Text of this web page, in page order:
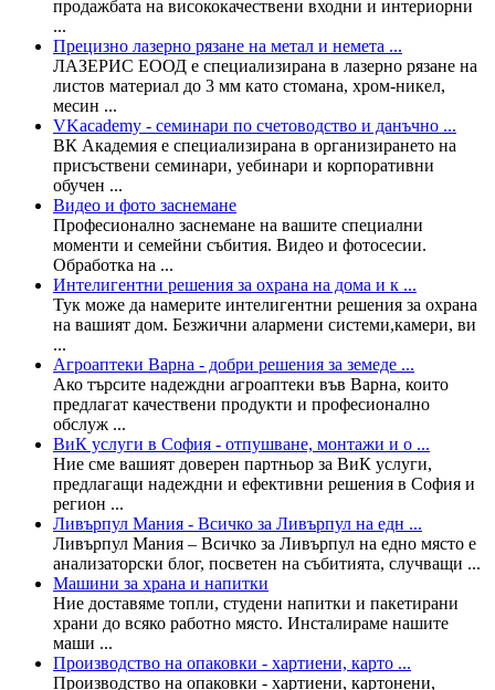
продажбата на висококачествени входни и интериорни
...
Прецизно лазерно рязане на метал и немета ...
ЛАЗЕРИС ЕООД е специализирана в лазерно рязане на
листов материал до 3 мм като стомана, хром-никел,
месин ...
VKacademy - семинари по счетоводство и данъчно ...
ВК Академия е специализирана в организирането на
присъствени семинари, уебинари и корпоративни
обучен ...
Видео и фото заснемане
Професионално заснемане на вашите специални
моменти и семейни събития. Видео и фотосесии.
Обработка на ...
Интелигентни решения за охрана на дома и к ...
Тук може да намерите интелигентни решения за охрана
на вашият дом. Безжични алармени системи,камери, ви
...
Агроаптеки Варна - добри решения за земеде ...
Ако търсите надеждни агроаптеки във Варна, които
предлагат качествени продукти и професионално
обслуж ...
ВиК услуги в София - отпушване, монтажи и о ...
Ние сме вашият доверен партньор за ВиК услуги,
предлагащи надеждни и ефективни решения в София и
регион ...
Ливърпул Мания - Всичко за Ливърпул на едн ...
Ливърпул Мания – Всичко за Ливърпул на едно място е
анализаторски блог, посветен на събитията, случващи ...
Машини за храна и напитки
Ние доставяме топли, студени напитки и пакетирани
храни до всяко работно място. Инсталираме нашите
маши ...
Производство на опаковки - хартиени, карто ...
Производство на опаковки - хартиени, картонени,